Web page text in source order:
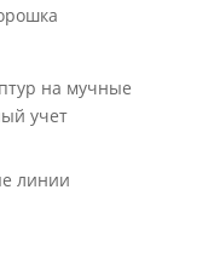
на мучные
учет
линии